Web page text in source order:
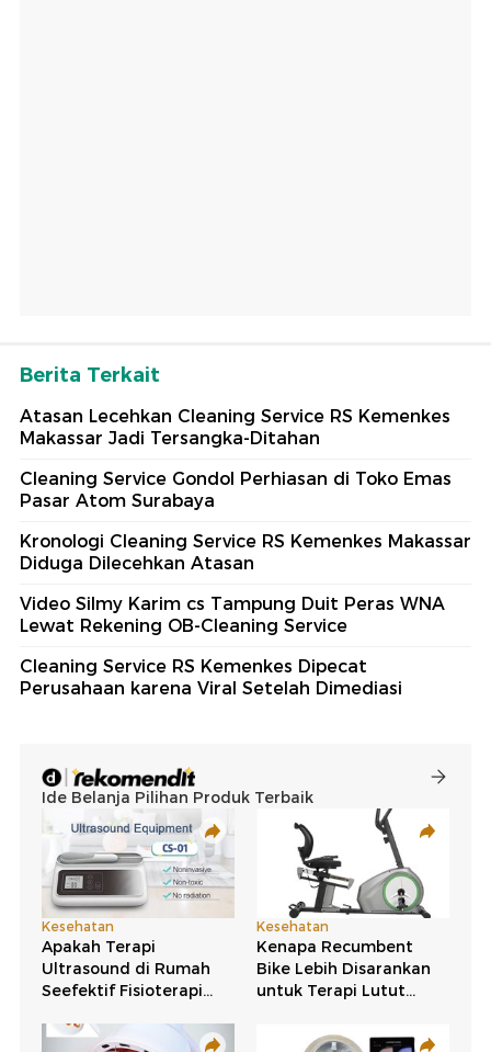
Berita Terkait
Atasan Lecehkan Cleaning Service RS Kemenkes
Makassar Jadi Tersangka-Ditahan
Cleaning Service Gondol Perhiasan di Toko Emas
Pasar Atom Surabaya
Kronologi Cleaning Service RS Kemenkes Makassar
Diduga Dilecehkan Atasan
Video Silmy Karim cs Tampung Duit Peras WNA
Lewat Rekening OB-Cleaning Service
Cleaning Service RS Kemenkes Dipecat
Perusahaan karena Viral Setelah Dimediasi